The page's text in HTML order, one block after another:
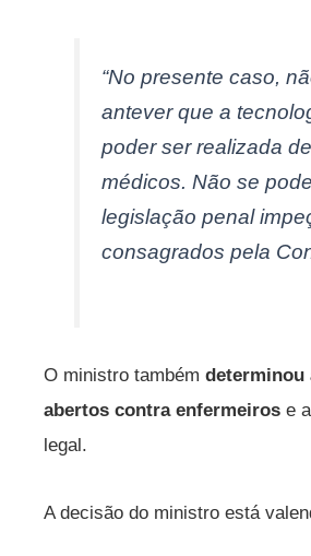
“No presente caso,
antever que a
poder ser realizada
médicos. Não se
legislação penal
consagrados pela
O ministro também determinou
abertos contra enfermeiros e
legal.
A decisão do ministro está